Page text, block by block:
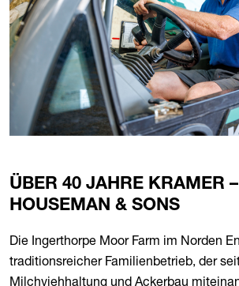
ÜBER 40 JAHRE KRAMER
HOUSEMAN & SONS
Die Ingerthorpe Moor Farm im Norden
traditionsreicher Familienbetrieb, der
Milchviehhaltung und Ackerbau